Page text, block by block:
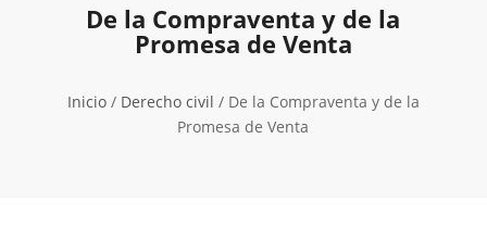
De la Compraventa y de la
Promesa de Venta
Inicio/ Derecho civil / De la Compraventa y de la
Promesa de Venta